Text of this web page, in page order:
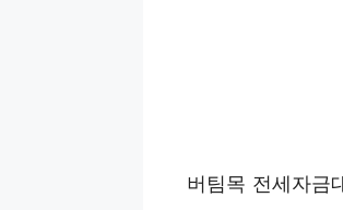
버팀목 전세자금